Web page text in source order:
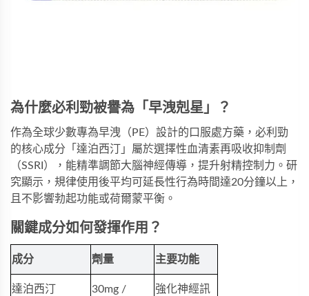
為什麼必利勁被譽為「早洩剋星」？
作為全球少數專為早洩（PE）設計的口服處方藥， 必利勁
的核心成分「達泊西汀」屬於選擇性血清素再吸收抑制劑
（SSRI），能精準調節大腦神經傳導，提升射精控制力。研
究顯示，規律使用後平均可延長性行為時間達20分鐘以上，
且不影響勃起功能或荷爾蒙平衡。
關鍵成分如何發揮作用？
成分 劑量 主要功能
達泊西汀
30mg /
強化神經訊